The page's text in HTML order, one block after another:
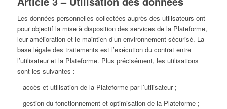
Les données personnelles collectées auprès des utilisateurs ont
pour objectif la mise à disposition des services de la Plateforme,
leur amélioration et le maintien d’un environnement sécurisé. La
base légale des traitements est l’exécution du contrat entre
l’utilisateur et la Plateforme. Plus précisément, les utilisations
sont les suivantes :
– accès et utilisation de la Plateforme par l’utilisateur ;
– gestion du fonctionnement et optimisation de la Plateforme ;